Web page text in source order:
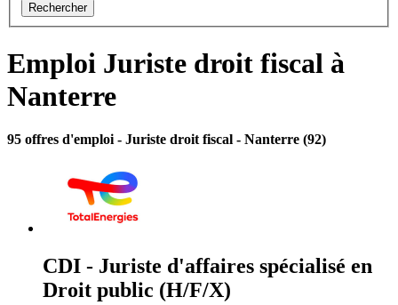
Rechercher
Emploi Juriste droit fiscal à
Nanterre
95 offres d'emploi - Juriste droit fiscal - Nanterre (92)
CDI - Juriste d'affaires spécialisé en
Droit public (H/F/X)